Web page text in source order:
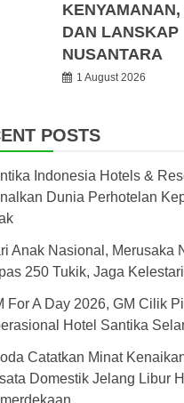
KENYAMANAN,
DAN LANSKAP
NUSANTARA
1 August 2026
POSTS
Indonesia Hotels &
Dunia Perhotelan
Anak Nasional, Merusaka
250 Tukik, Jaga
For A Day 2026, GM Cilik
Hotel Santika
Catatkan Minat
Domestik Jelang Libur